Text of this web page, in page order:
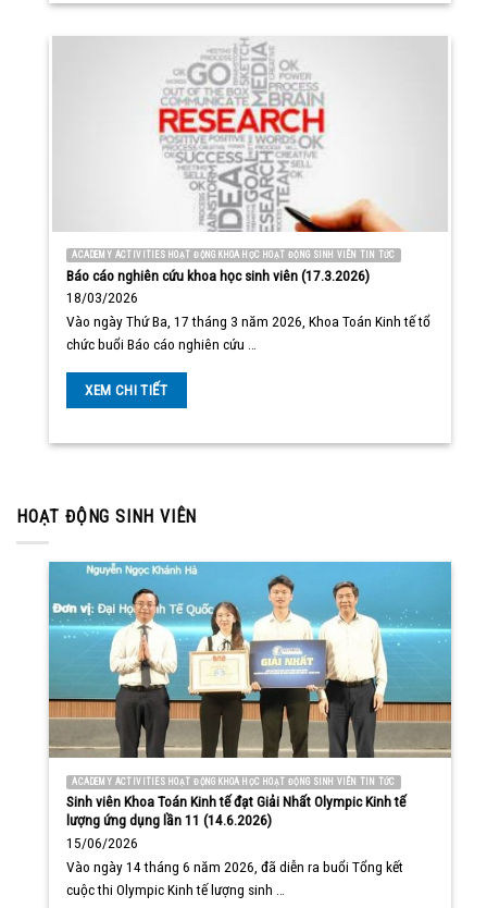
ACADEMY ACTIVITIES HOẠT ĐỘNG KHOA HỌC HOẠT ĐỘNG SINH VIÊN TIN TỨC
Báo cáo nghiên cứu khoa học sinh viên (17.3.2026)
18/03/2026
Vào ngày Thứ Ba, 17 tháng 3 năm 2026, Khoa Toán Kinh tế tổ
chức buổi Báo cáo nghiên cứu …
XEM CHI TIẾT
HOẠT ĐỘNG SINH VIÊN
ACADEMY ACTIVITIES HOẠT ĐỘNG KHOA HỌC HOẠT ĐỘNG SINH VIÊN TIN TỨC
Sinh viên Khoa Toán Kinh tế đạt Giải Nhất Olympic Kinh tế
lượng ứng dụng lần 11 (14.6.2026)
15/06/2026
Vào ngày 14 tháng 6 năm 2026, đã diễn ra buổi Tổng kết
cuộc thi Olympic Kinh tế lượng sinh …